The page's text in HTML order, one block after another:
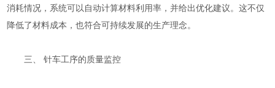
消耗情况，系统可以自动计算材料利用率，并给出优化建议。这不仅
降低了材料成本，也符合可持续发展的生产理念。
三、 针车工序的质量监控